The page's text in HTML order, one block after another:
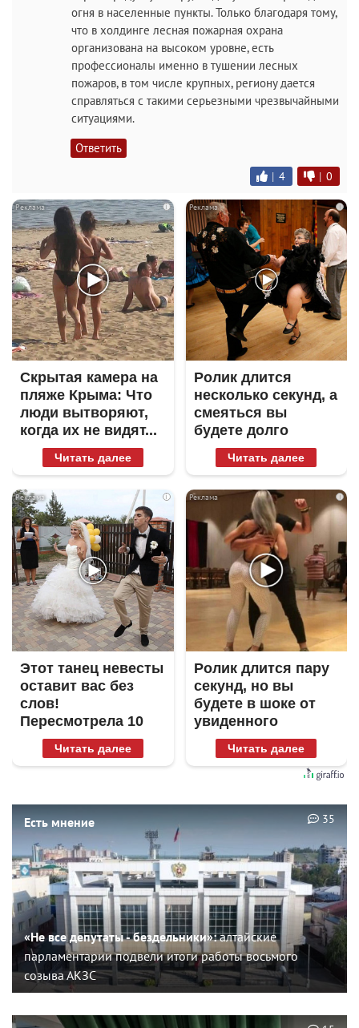
огня в населенные пункты. Только благодаря тому,
что в холдинге лесная пожарная охрана
организована на высоком уровне, есть
профессионалы именно в тушении лесных
пожаров, в том числе крупных, региону дается
справляться с такими серьезными чрезвычайными
ситуациями.
Ответить
| 4 | 0
i
Скрытая камера на
пляже Крыма: Что
люди вытворяют,
когда их не видят...
Читать далее
i
Ролик длится
несколько секунд, а
смеяться вы
будете долго
Читать далее
i
Этот танец невесты
оставит вас без
слов!
Пересмотрела 10
раз
Читать далее
i
Ролик длится пару
секунд, но вы
будете в шоке от
увиденного
Читать далее
Есть мнение
«Не все депутаты - бездельники»:алтайские
парламентарии подвели итоги работы восьмого
созыва АКЗС
35